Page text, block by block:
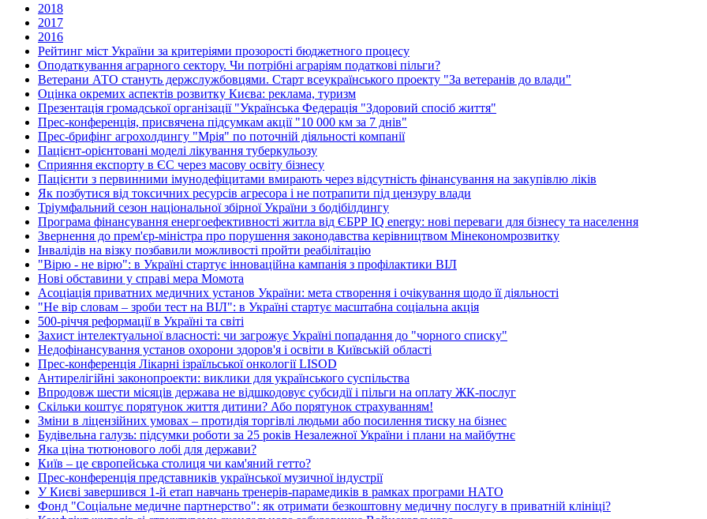
2018
2017
2016
Рейтинг міст України за критеріями прозорості бюджетного процесу
Оподаткування аграрного сектору. Чи потрібні аграріям податкові пільги?
Ветерани АТО стануть держслужбовцями. Старт всеукраїнського проекту "За ветеранів до влади"
Оцінка окремих аспектів розвитку Києва: реклама, туризм
Презентація громадської організації "Українська Федерація "Здоровий спосіб життя"
Прес-конференція, присвячена підсумкам акції "10 000 км за 7 днів"
Прес-брифінг агрохолдингу "Мрія" по поточній діяльності компанії
Пацієнт-орієнтовані моделі лікування туберкульозу
Сприяння експорту в ЄС через масову освіту бізнесу
Пацієнти з первинними імунодефіцитами вмирають через відсутність фінансування на закупівлю ліків
Як позбутися від токсичних ресурсів агресора і не потрапити під цензуру влади
Тріумфальний сезон національної збірної України з бодібілдингу
Програма фінансування енергоефективності житла від ЄБРР IQ energy: нові переваги для бізнесу та населення
Звернення до прем'єр-міністра про порушення законодавства керівництвом Мінекономрозвитку
Інвалідів на візку позбавили можливості пройти реабілітацію
"Вірю - не вірю": в Україні стартує інноваційна кампанія з профілактики ВІЛ
Нові обставини у справі мера Момота
Асоціація приватних медичних установ України: мета створення і очікування щодо її діяльності
"Не вір словам – зроби тест на ВІЛ": в Україні стартує масштабна соціальна акція
500-річчя реформації в Україні та світі
Захист інтелектуальної власності: чи загрожує Україні попадання до "чорного списку"
Недофінансування установ охорони здоров'я і освіти в Київській області
Прес-конференція Лікарні ізраїльської онкології LISOD
Антирелігійні законопроекти: виклики для українського суспільства
Впродовж шести місяців держава не відшкодовує субсидії і пільги на оплату ЖК-послуг
Скільки коштує порятунок життя дитини? Або порятунок страхуванням!
Зміни в ліцензійних умовах – протидія торгівлі людьми або посилення тиску на бізнес
Будівельна галузь: підсумки роботи за 25 років Незалежної України і плани на майбутнє
Яка ціна тютюнового лобі для держави?
Київ – це європейська столиця чи кам'яний гетто?
Прес-конференція представників української музичної індустрії
У Києві завершився 1-й етап навчань тренерів-парамедиків в рамках програми НАТО
Фонд "Соціальне медичне партнерство": як отримати безкоштовну медичну послугу в приватній клініці?